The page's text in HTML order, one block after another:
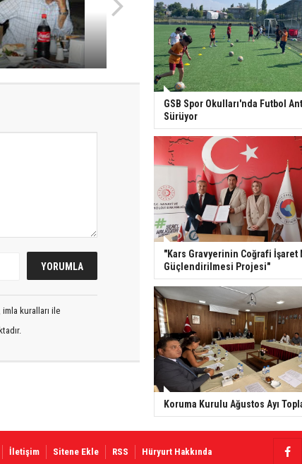
kuralları ile
GSB Spor Okulları'nda Futbol
Sürüyor
"Kars Gravyerinin Coğrafi
Güçlendirilmesi Projesi"
Koruma Kurulu Ağustos Ayı
İletişim Sitene Ekle RSS Hüryurt Hakkında